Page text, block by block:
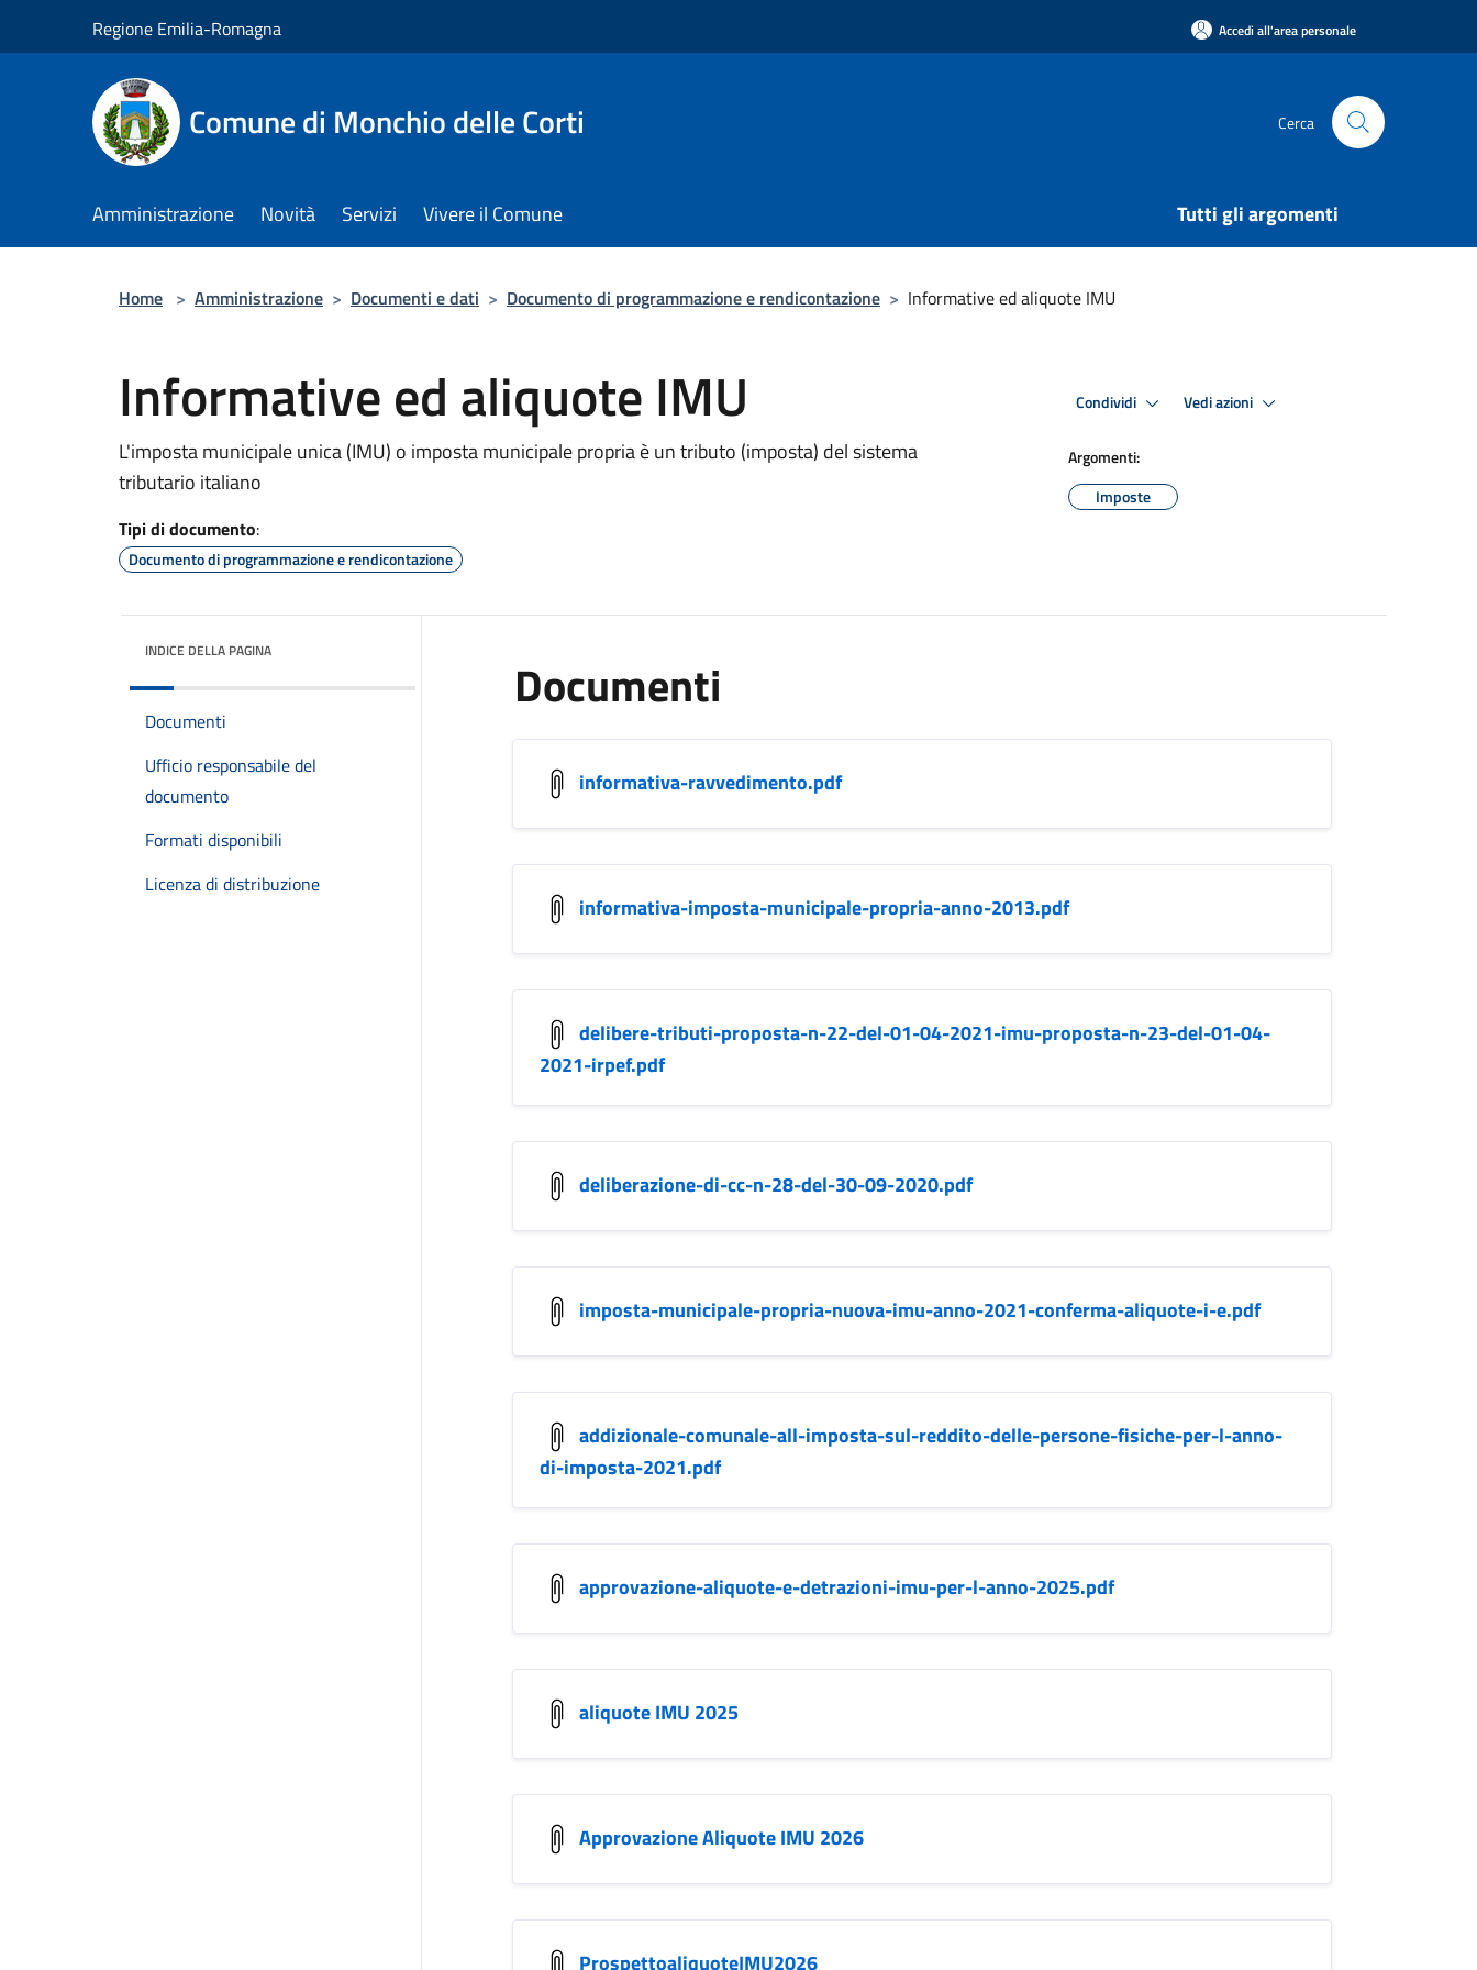
Regione Emilia-Romagna Accedi all'area personale
Comune di Monchio delle Corti Cerca
Amministrazione Novità Servizi Vivere il Comune Tutti gli argomenti
Home > Amministrazione > Documenti e dati > Documento di programmazione e rendicontazione > Informative ed aliquote IMU
Informative ed aliquote IMU
L'imposta municipale unica (IMU) o imposta municipale propria è un tributo (imposta) del sistema
tributario italiano
Tipi di documento:
Documento di programmazione e rendicontazione
Condividi Vedi azioni
Argomenti:
Imposte
INDICE DELLA PAGINA
Documenti
Ufficio responsabile del
documento
Formati disponibili
Licenza di distribuzione
Documenti
informativa-ravvedimento.pdf
informativa-imposta-municipale-propria-anno-2013.pdf
delibere-tributi-proposta-n-22-del-01-04-2021-imu-proposta-n-23-del-01-04-
2021-irpef.pdf
deliberazione-di-cc-n-28-del-30-09-2020.pdf
imposta-municipale-propria-nuova-imu-anno-2021-conferma-aliquote-i-e.pdf
addizionale-comunale-all-imposta-sul-reddito-delle-persone-fisiche-per-l-anno-
di-imposta-2021.pdf
approvazione-aliquote-e-detrazioni-imu-per-l-anno-2025.pdf
aliquote IMU 2025
Approvazione Aliquote IMU 2026
ProspettoaliquoteIMU2026